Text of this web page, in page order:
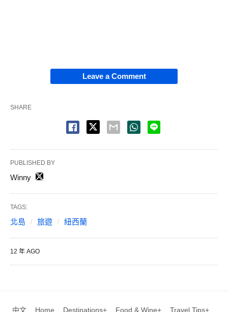
Leave a Comment
SHARE
PUBLISHED BY
Winny
TAGS:
北島 旅遊 紐西蘭
12 年 AGO
中文 Home Destinations+ Food & Wine+ Travel Tips+